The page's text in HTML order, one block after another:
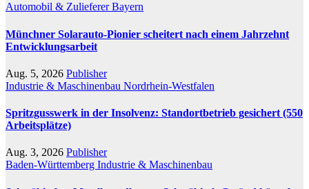
Automobil & ZuliefererBayern
Münchner Solarauto-Pionier scheitert nach einem Jahrzehnt
Entwicklungsarbeit
Aug. 5, 2026 Publisher
Industrie & Maschinenbau Nordrhein-Westfalen
Spritzgusswerk in der Insolvenz: Standortbetrieb gesichert (550
Arbeitsplätze)
Aug. 3, 2026 Publisher
Baden-Württemberg Industrie & Maschinenbau